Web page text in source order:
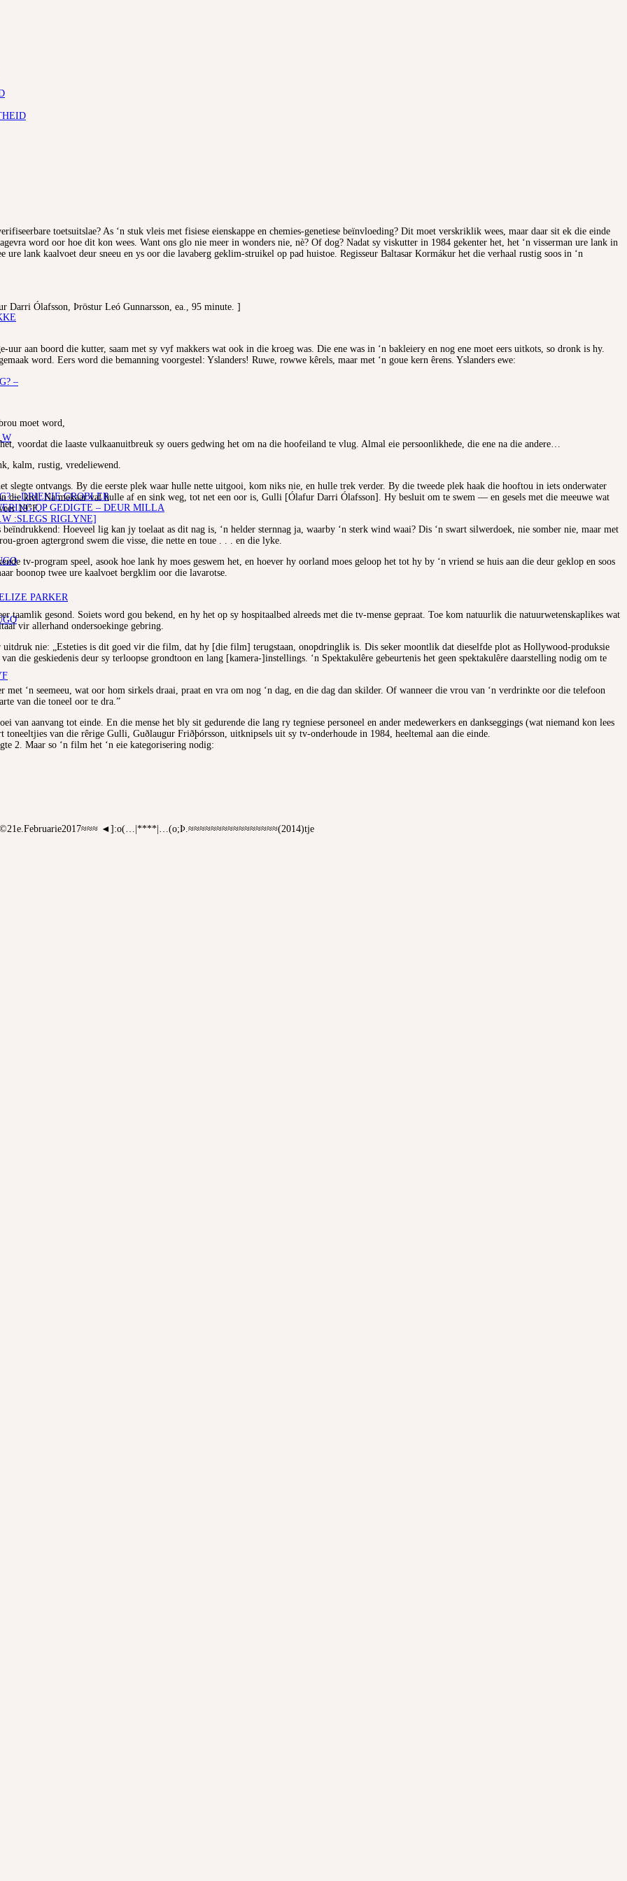
–
– DRIEKIE GROBLER
OP GEDIGTE – DEUR MILLA
:SLEGS RIGLYNE]
PARKER
toetsuitslae? As ‘n stuk vleis met fisiese eienskappe en chemies-genetiese beïnvloeding? Dit moet verskriklik wees, maar daar sit ek die einde
word oor hoe dit kon wees. Want ons glo nie meer in wonders nie, nè? Of dog? Nadat sy viskutter in 1984 gekenter het, het ‘n visserman ure lank in
lank kaalvoet deur sneeu en ys oor die lavaberg geklim-struikel op pad huistoe. Regisseur Baltasar Kormákur het die verhaal rustig soos in ‘n
Ólafsson, Þröstur Leó Gunnarsson, ea., 95 minute. ]
uur aan boord die kutter, saam met sy vyf makkers wat ook in die kroeg was. Die ene was in ‘n bakleiery en nog ene moet eers uitkots, so dronk is hy.
word. Eers word die bemanning voorgestel: Yslanders! Ruwe, rowwe kêrels, maar met ‘n goue kern êrens. Yslanders ewe:
moet word,
voordat die laaste vulkaanuitbreuk sy ouers gedwing het om na die hoofeiland te vlug. Almal eie persoonlikhede, die ene na die andere…
kalm, rustig, vredeliewend.
slegte ontvangs. By die eerste plek waar hulle nette uitgooi, kom niks nie, en hulle trek verder. By die tweede plek haak die hooftou in iets onderwater
die kiel. Na mekaar val hulle af en sink weg, tot net een oor is, Gulli [Ólafur Darri Ólafsson]. Hy besluit om te swem — en gesels met die meeuwe wat
19°F.
Hoeveel lig kan jy toelaat as dit nag is, ‘n helder sternnag ja, waarby ‘n sterk wind waai? Dis ‘n swart silwerdoek, nie somber nie, maar met
groen agtergrond swem die visse, die nette en toue . . . en die lyke.
tv-program speel, asook hoe lank hy moes geswem het, en hoever hy oorland moes geloop het tot hy by ‘n vriend se huis aan die deur geklop en soos
boonop twee ure kaalvoet bergklim oor die lavarotse.
taamlik gesond. Soiets word gou bekend, en hy het op sy hospitaalbed alreeds met die tv-mense gepraat. Toe kom natuurlik die natuurwetenskaplikes wat
vir allerhand ondersoekinge gebring.
nie: „Esteties is dit goed vir die film, dat hy [die film] terugstaan, onopdringlik is. Dis seker moontlik dat dieselfde plot as Hollywood-produksie
die geskiedenis deur sy terloopse grondtoon en lang [kamera-]instellings. ‘n Spektakulêre gebeurtenis het geen spektakulêre daarstelling nodig om te
‘n seemeeu, wat oor hom sirkels draai, praat en vra om nog ‘n dag, en die dag dan skilder. Of wanneer die vrou van ‘n verdrinkte oor die telefoon
van die toneel oor te dra.”
van aanvang tot einde. En die mense het bly sit gedurende die lang ry tegniese personeel en ander medewerkers en dankseggings (wat niemand kon lees
van die rêrige Gulli, Guðlaugur Friðþórsson, uitknipsels uit sy tv-onderhoude in 1984, heeltemal aan die einde.
2. Maar so ‘n film het ‘n eie kategorisering nodig:
©21e.Februarie2017≈≈≈ ◄]:o(…|****|…(o;Þ.≈≈≈≈≈≈≈≈≈≈≈≈≈≈≈≈(2014)tje